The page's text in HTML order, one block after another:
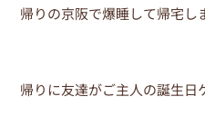
帰りの京阪で爆睡して帰宅し
帰りに友達がご主人の誕生日